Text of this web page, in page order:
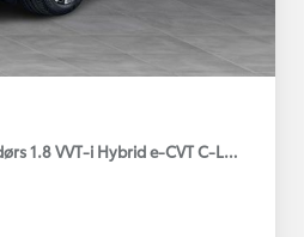
1.8 VVT-i Hybrid e-CVT C-LUB -